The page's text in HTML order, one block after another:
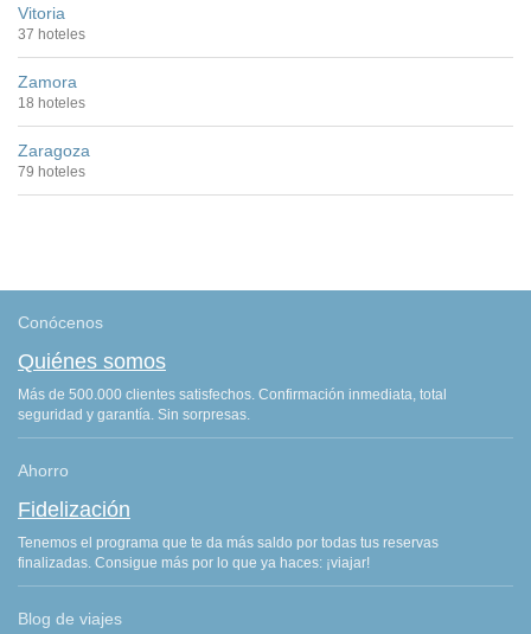
Vitoria
37 hoteles
Zamora
18 hoteles
Zaragoza
79 hoteles
Conócenos
Quiénes somos
Más de 500.000 clientes satisfechos. Confirmación inmediata, total
seguridad y garantía. Sin sorpresas.
Ahorro
Fidelización
Tenemos el programa que te da más saldo por todas tus reservas
finalizadas. Consigue más por lo que ya haces: ¡viajar!
Blog de viajes